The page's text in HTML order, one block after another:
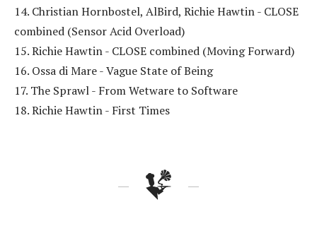
14. Christian Hornbostel, AlBird, Richie Hawtin - CLOSE
combined (Sensor Acid Overload)
15. Richie Hawtin - CLOSE combined (Moving Forward)
16. Ossa di Mare - Vague State of Being
17. The Sprawl - From Wetware to Software
18. Richie Hawtin - First Times